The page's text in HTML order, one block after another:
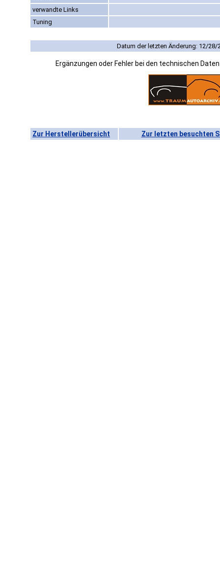
verwandte Links
Tuning
Datum der letzten Änderung: 12/28/
Ergänzungen oder Fehler bei den technischen
Zur Herstellerübersicht Zur letzten besuchten